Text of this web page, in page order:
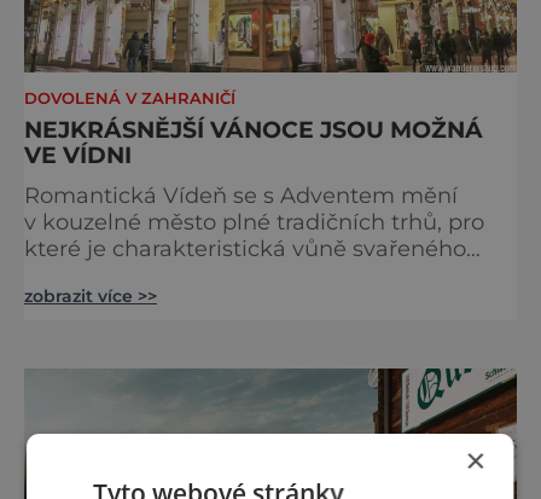
DOVOLENÁ V ZAHRANIČÍ
NEJKRÁSNĚJŠÍ VÁNOCE JSOU MOŽNÁ
VE VÍDNI
Romantická Vídeň se s Adventem mění
v kouzelné město plné tradičních trhů, pro
které je charakteristická vůně svařeného
pražených mandlí. Náměstí v centru se
vánočním trhem je Christkindlmarkt na
Radničním náměstí. Na prostoru s krásně
nazdobeným parkem, ohraničeným ze zá
zobrazit více >>
×